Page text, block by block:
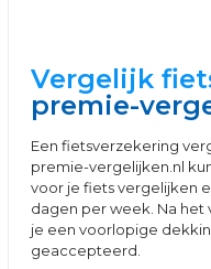
Vergelijk
premie-
Een fietsverzekering
premie-vergelijken.nl
voor je fiets vergelijken
dagen per week. Na het
je een voorlopige
geaccepteerd.